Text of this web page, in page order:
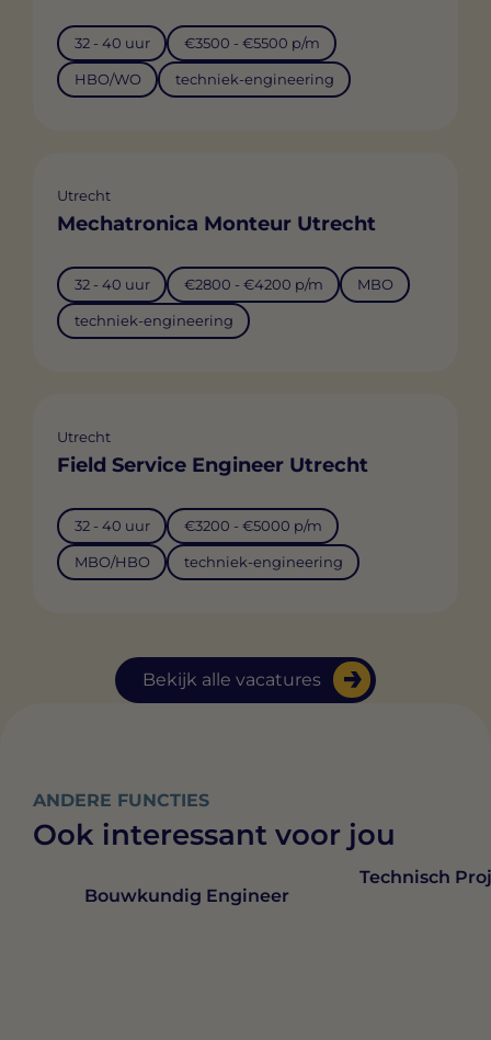
Bekijk alle vacatures
32 - 40 uur €3500 - €5500 p/m
HBO/WO techniek-engineering
Utrecht
Mechatronica Monteur Utrecht
32 - 40 uur €2800 - €4200 p/m MBO
techniek-engineering
Utrecht
Field Service Engineer Utrecht
32 - 40 uur €3200 - €5000 p/m
MBO/HBO techniek-engineering
ANDERE FUNCTIES
Ook interessant voor jou
Bouwkundig Engineer
Technisch